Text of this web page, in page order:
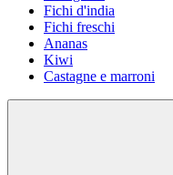
Fichi d'india
Fichi freschi
Ananas
Kiwi
Castagne e marroni